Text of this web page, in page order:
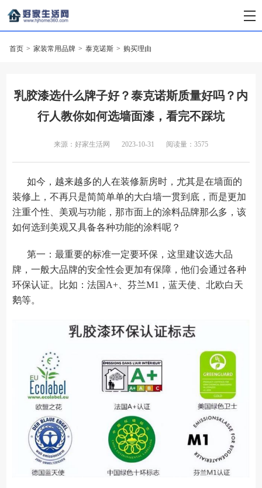
首页 > 家装常用品牌 > 泰克诺斯 > 购买理由
乳胶漆选什么牌子好？泰克诺斯质量好吗？内
行人教你如何选墙面漆，看完不踩坑
来源：好家生活网 2023-10-31 阅读量：3575
如今，越来越多的人在装修新房时，尤其是在墙面的
装修上，不再只是简简单单的大白墙一贯到底，而是更加
注重个性、美观与功能，那市面上的涂料品牌那么多，该
如何选到美观又具备各种功能的涂料呢？
第一：最重要的标准一定要环保，这里建议选大品
牌，一般大品牌的安全性会更加有保障，他们会通过各种
环保认证。比如：法国A+、芬兰M1，蓝天使、北欧白天
鹅等。